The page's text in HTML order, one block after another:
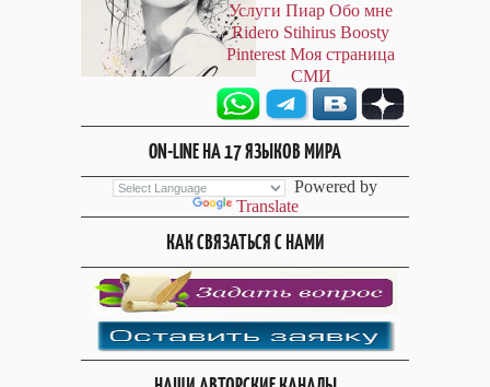
Услуги Пиар Обо мне
Ridero Stihirus Boosty
Pinterest Моя страница
СМИ
ON-LINE НА 17 ЯЗЫКОВ МИРА
Powered by
Translate
КАК СВЯЗАТЬСЯ С НАМИ